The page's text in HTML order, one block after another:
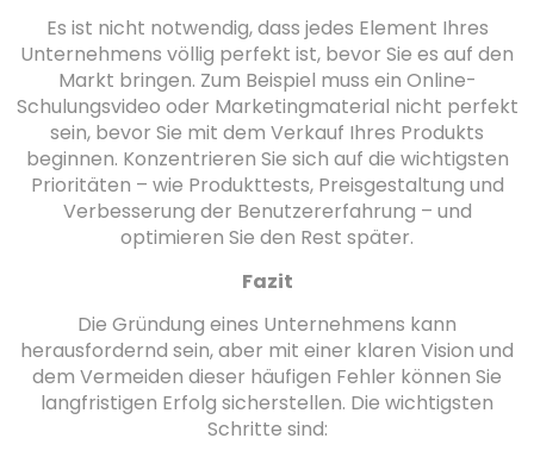
Es ist nicht notwendig, dass jedes Element Ihres
Unternehmens völlig perfekt ist, bevor Sie es auf den
Markt bringen. Zum Beispiel muss ein Online-
Schulungsvideo oder Marketingmaterial nicht perfekt
sein, bevor Sie mit dem Verkauf Ihres Produkts
beginnen. Konzentrieren Sie sich auf die wichtigsten
Prioritäten – wie Produkttests, Preisgestaltung und
Verbesserung der Benutzererfahrung – und
optimieren Sie den Rest später.
Fazit
Die Gründung eines Unternehmens kann
herausfordernd sein, aber mit einer klaren Vision und
dem Vermeiden dieser häufigen Fehler können Sie
langfristigen Erfolg sicherstellen. Die wichtigsten
Schritte sind: